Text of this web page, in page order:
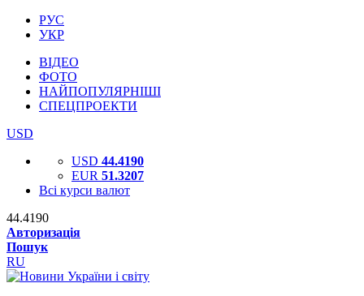
РУС
УКР
ВІДЕО
ФОТО
НАЙПОПУЛЯРНІШІ
СПЕЦПРОЕКТИ
USD
USD 44.4190
EUR 51.3207
Всі курси валют
44.4190
Авторизація
Пошук
RU